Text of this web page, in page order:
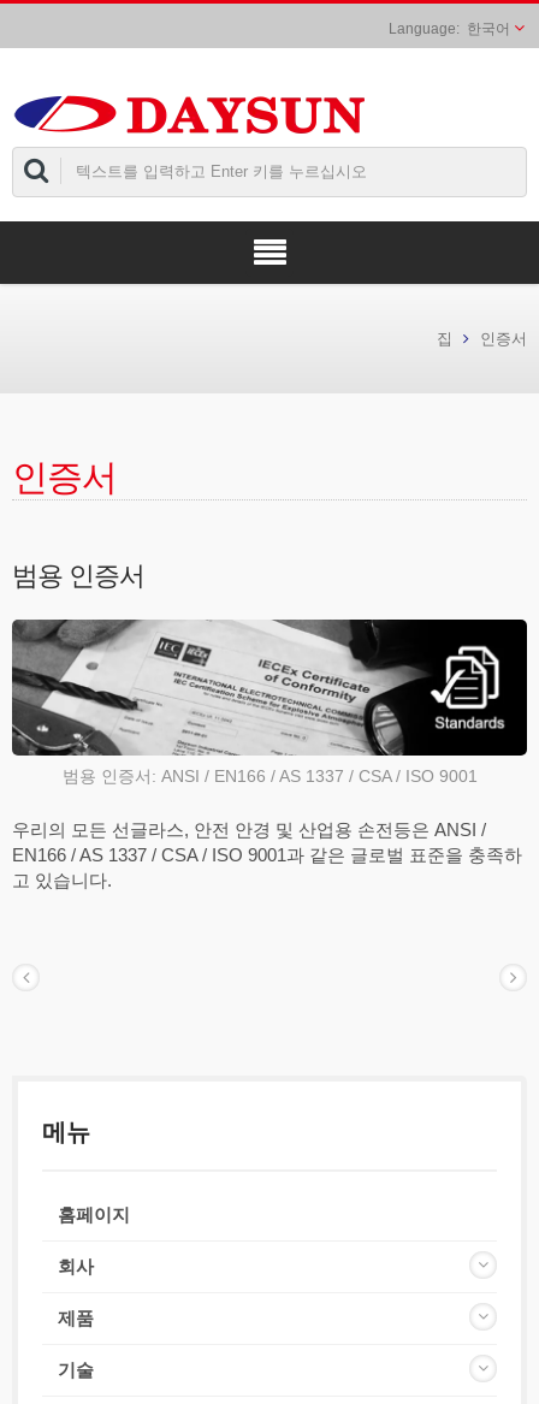
한국어
집 인증서
인증서
범용 인증서
범용 인증서: ANSI / EN166 / AS 1337 / CSA / ISO 9001
우리의 모든 선글라스, 안전 안경 및 산업용 손전등은 ANSI /
EN166 / AS 1337 / CSA / ISO 9001과 같은 글로벌 표준을 충족하
고 있습니다.
메뉴
홈페이지
회사
제품
기술